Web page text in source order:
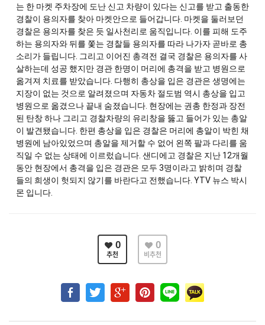
는 한 마켓 주차장에 도난 신고 차량이 있다는 신고를 받고 출동한
경찰이 용의자를 찾아 마켓안으로 들어갑니다. 마켓을 둘러보던
경찰은 용의자를 찾은 듯 일사천리로 움직입니다. 이를 피해 도주
하는 용의자와 뒤를 쫓는 경찰들 용의자를 따라 나가자 곧바로 총
소리가 들립니다. 그리고 이어진 총격전 결국 경찰은 용의자를 사
살하는데 성공 했지만 경관 한명이 머리에 총격을 받고 병원으로
옮겨져 치료를 받았습니다. 다행히 총상을 입은 경관은 생명에는
지장이 없는 것으로 알려졌으며 자동차 절도범 역시 총상을 입고
병원으로 옮겼으나 끝내 숨졌습니다. 현장에는 권총 한정과 장전
된 탄창 하나 그리고 경찰차량의 유리창을 뚫고 들어가 있는 총알
이 발견됐습니다. 한편 총상을 입은 경찰은 머리에 총알이 박힌 채
병원에 남아있었으며 총알을 제거할 수 없어 왼쪽 팔과 다리를 움
직일 수 없는 상태에 이르렀습니다. 샌디에고 경찰은 지난 12개월
동안 현장에서 총격을 입은 경관은 모두 3명이라고 밝히며 경찰
들의 희생이 헛되지 않기를 바란다고 전했습니다. YTV 뉴스 박시
몬 입니다.
0
추천
0
비추천